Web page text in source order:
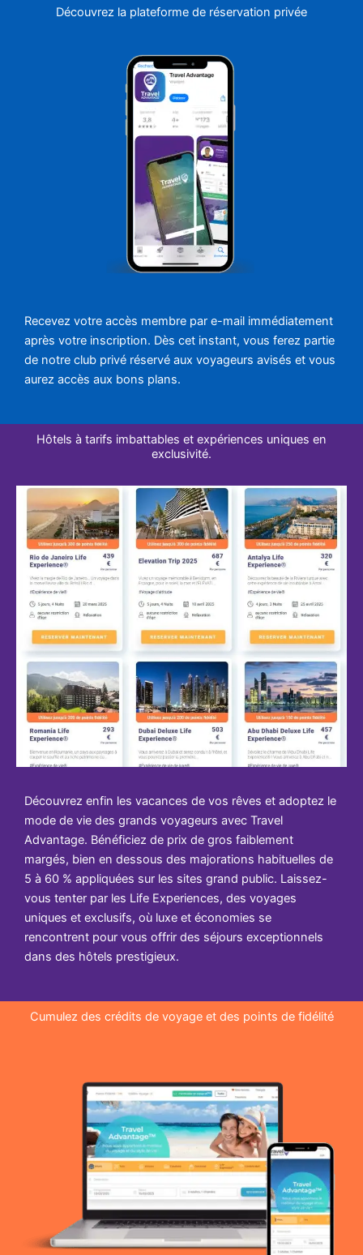
Découvrez la plateforme de réservation privée
Recevez votre accès membre par e-mail immédiatement
après votre inscription. Dès cet instant, vous ferez partie
de notre club privé réservé aux voyageurs avisés et vous
aurez accès aux bons plans.
Hôtels à tarifs imbattables et expériences uniques en
exclusivité.
Découvrez enfin les vacances de vos rêves et adoptez le
mode de vie des grands voyageurs avec Travel
Advantage. Bénéficiez de prix de gros faiblement
margés, bien en dessous des majorations habituelles de
5 à 60 % appliquées sur les sites grand public. Laissez-
vous tenter par les Life Experiences, des voyages
uniques et exclusifs, où luxe et économies se
rencontrent pour vous offrir des séjours exceptionnels
dans des hôtels prestigieux.
Cumulez des crédits de voyage et des points de fidélité